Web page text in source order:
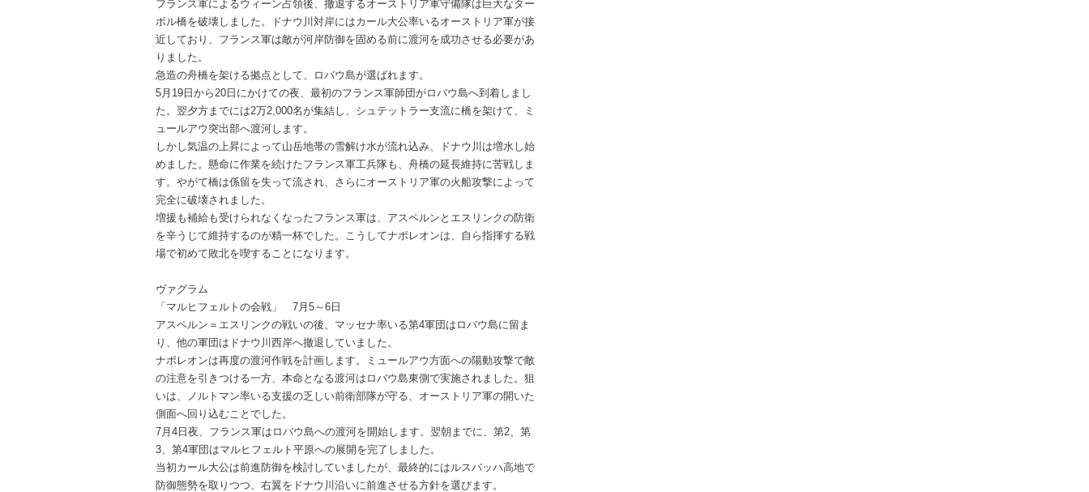
フランス軍によるウィーン占領後、撤退するオーストリア軍守備隊は巨大なター
ボル橋を破壊しました。ドナウ川対岸にはカール大公率いるオーストリア軍が接
近しており、フランス軍は敵が河岸防御を固める前に渡河を成功させる必要があ
りました。
急造の舟橋を架ける拠点として、ロバウ島が選ばれます。
5月19日から20日にかけての夜、最初のフランス軍師団がロバウ島へ到着しまし
た。翌夕方までには2万2,000名が集結し、シュテットラー支流に橋を架けて、ミ
ュールアウ突出部へ渡河します。
しかし気温の上昇によって山岳地帯の雪解け水が流れ込み、ドナウ川は増水し始
めました。懸命に作業を続けたフランス軍工兵隊も、舟橋の延長維持に苦戦しま
す。やがて橋は係留を失って流され、さらにオーストリア軍の火船攻撃によって
完全に破壊されました。
増援も補給も受けられなくなったフランス軍は、アスペルンとエスリンクの防衛
を辛うじて維持するのが精一杯でした。こうしてナポレオンは、自ら指揮する戦
場で初めて敗北を喫することになります。
ヴァグラム
「マルヒフェルトの会戦」 7月5～6日
アスペルン＝エスリンクの戦いの後、マッセナ率いる第4軍団はロバウ島に留ま
り、他の軍団はドナウ川西岸へ撤退していました。
ナポレオンは再度の渡河作戦を計画します。ミュールアウ方面への陽動攻撃で敵
の注意を引きつける一方、本命となる渡河はロバウ島東側で実施されました。狙
いは、ノルトマン率いる支援の乏しい前衛部隊が守る、オーストリア軍の開いた
側面へ回り込むことでした。
7月4日夜、フランス軍はロバウ島への渡河を開始します。翌朝までに、第2、第
3、第4軍団はマルヒフェルト平原への展開を完了しました。
当初カール大公は前進防御を検討していましたが、最終的にはルスバッハ高地で
防御態勢を取りつつ、右翼をドナウ川沿いに前進させる方針を選びます。